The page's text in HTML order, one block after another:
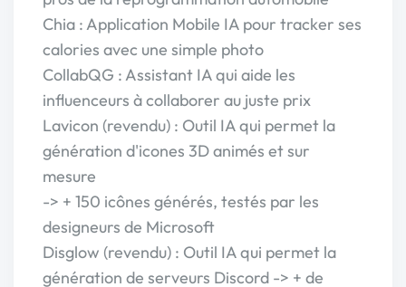
Chia : Application Mobile IA pour tracker ses
calories avec une simple photo
CollabQG : Assistant IA qui aide les
influenceurs à collaborer au juste prix
Lavicon (revendu) : Outil IA qui permet la
génération d'icones 3D animés et sur
mesure
-> + 150 icônes générés, testés par les
designeurs de Microsoft
Disglow (revendu) : Outil IA qui permet la
génération de serveurs Discord -> + de